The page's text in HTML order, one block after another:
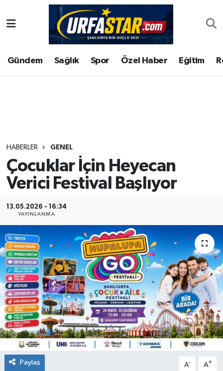
Gündem Sağlık Spor Özel Haber Eğitim
HABERLER GENEL
Çocuklar İçin Heyecan
Verici Festival Başlıyor
13.05.2026 - 16:34
YAYINLANMA
Paylaş A- A+
ASAYİS
ÇEVRE
Gündem
Kültür
Magazin
Şanlıurfa Nöbetçi Eczaneler
Şanlıurfa Hava Durumu
Tüm Manşetler
Son Dakika Haberleri
Haber Arşivi